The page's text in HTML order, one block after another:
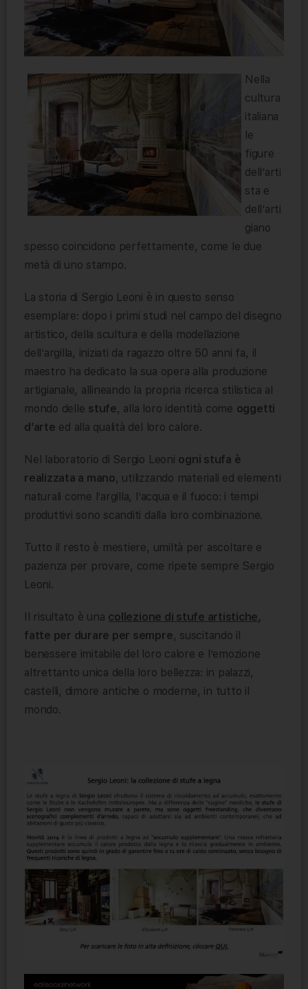
Nella
cultura
italiana
le
figure
dell’arti
sta e
dell’arti
giano
spesso coincidono perfettamente, come le due
metà di uno stampo.
La storia di Sergio Leoni è in questo senso
esemplare: dopo i primi studi nel campo del disegno
artistico, della scultura e della modellazione
dell’argilla, iniziati da ragazzo oltre 50 anni fa, il
maestro ha dedicato la sua opera alla produzione
artigianale, allineando la propria ricerca stilistica al
mondo delle stufe, alla loro identità come oggetti
d’arte ed alla qualità del loro calore.
Nel laboratorio di Sergio Leoni ogni stufa è
realizzata a mano, utilizzando materiali ed elementi
naturali come l’argilla, l’acqua e il fuoco: i tempi
produttivi sono scanditi dalla loro combinazione.
Tutto il resto è mestiere, umiltà per ascoltare e
pazienza per provare, come ripete sempre Sergio
Leoni.
Il risultato è una collezione di stufe artistiche,
fatte per durare per sempre, suscitando il
benessere imitabile del loro calore e l’emozione
altrettanto unica della loro bellezza: in palazzi,
castelli, dimore antiche o moderne, in tutto il
mondo.